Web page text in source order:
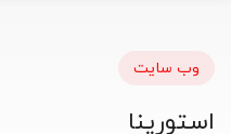
وب سایت
استورینا